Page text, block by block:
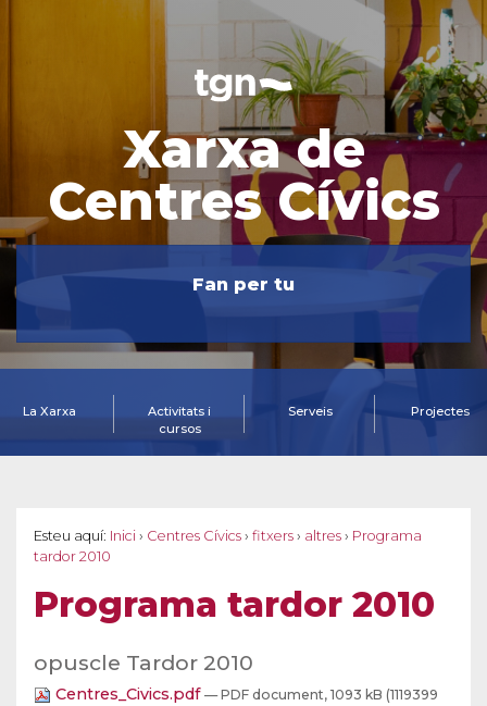
Xarxa de
Centres Cívics
Fan per tu
La Xarxa
Activitats i
cursos
Serveis Projectes
Esteu aquí: Inici › Centres Cívics › fitxers › altres › Programa
tardor 2010
Programa tardor 2010
opuscle Tardor 2010
Centres_Civics.pdf — PDF document, 1093 kB (1119399